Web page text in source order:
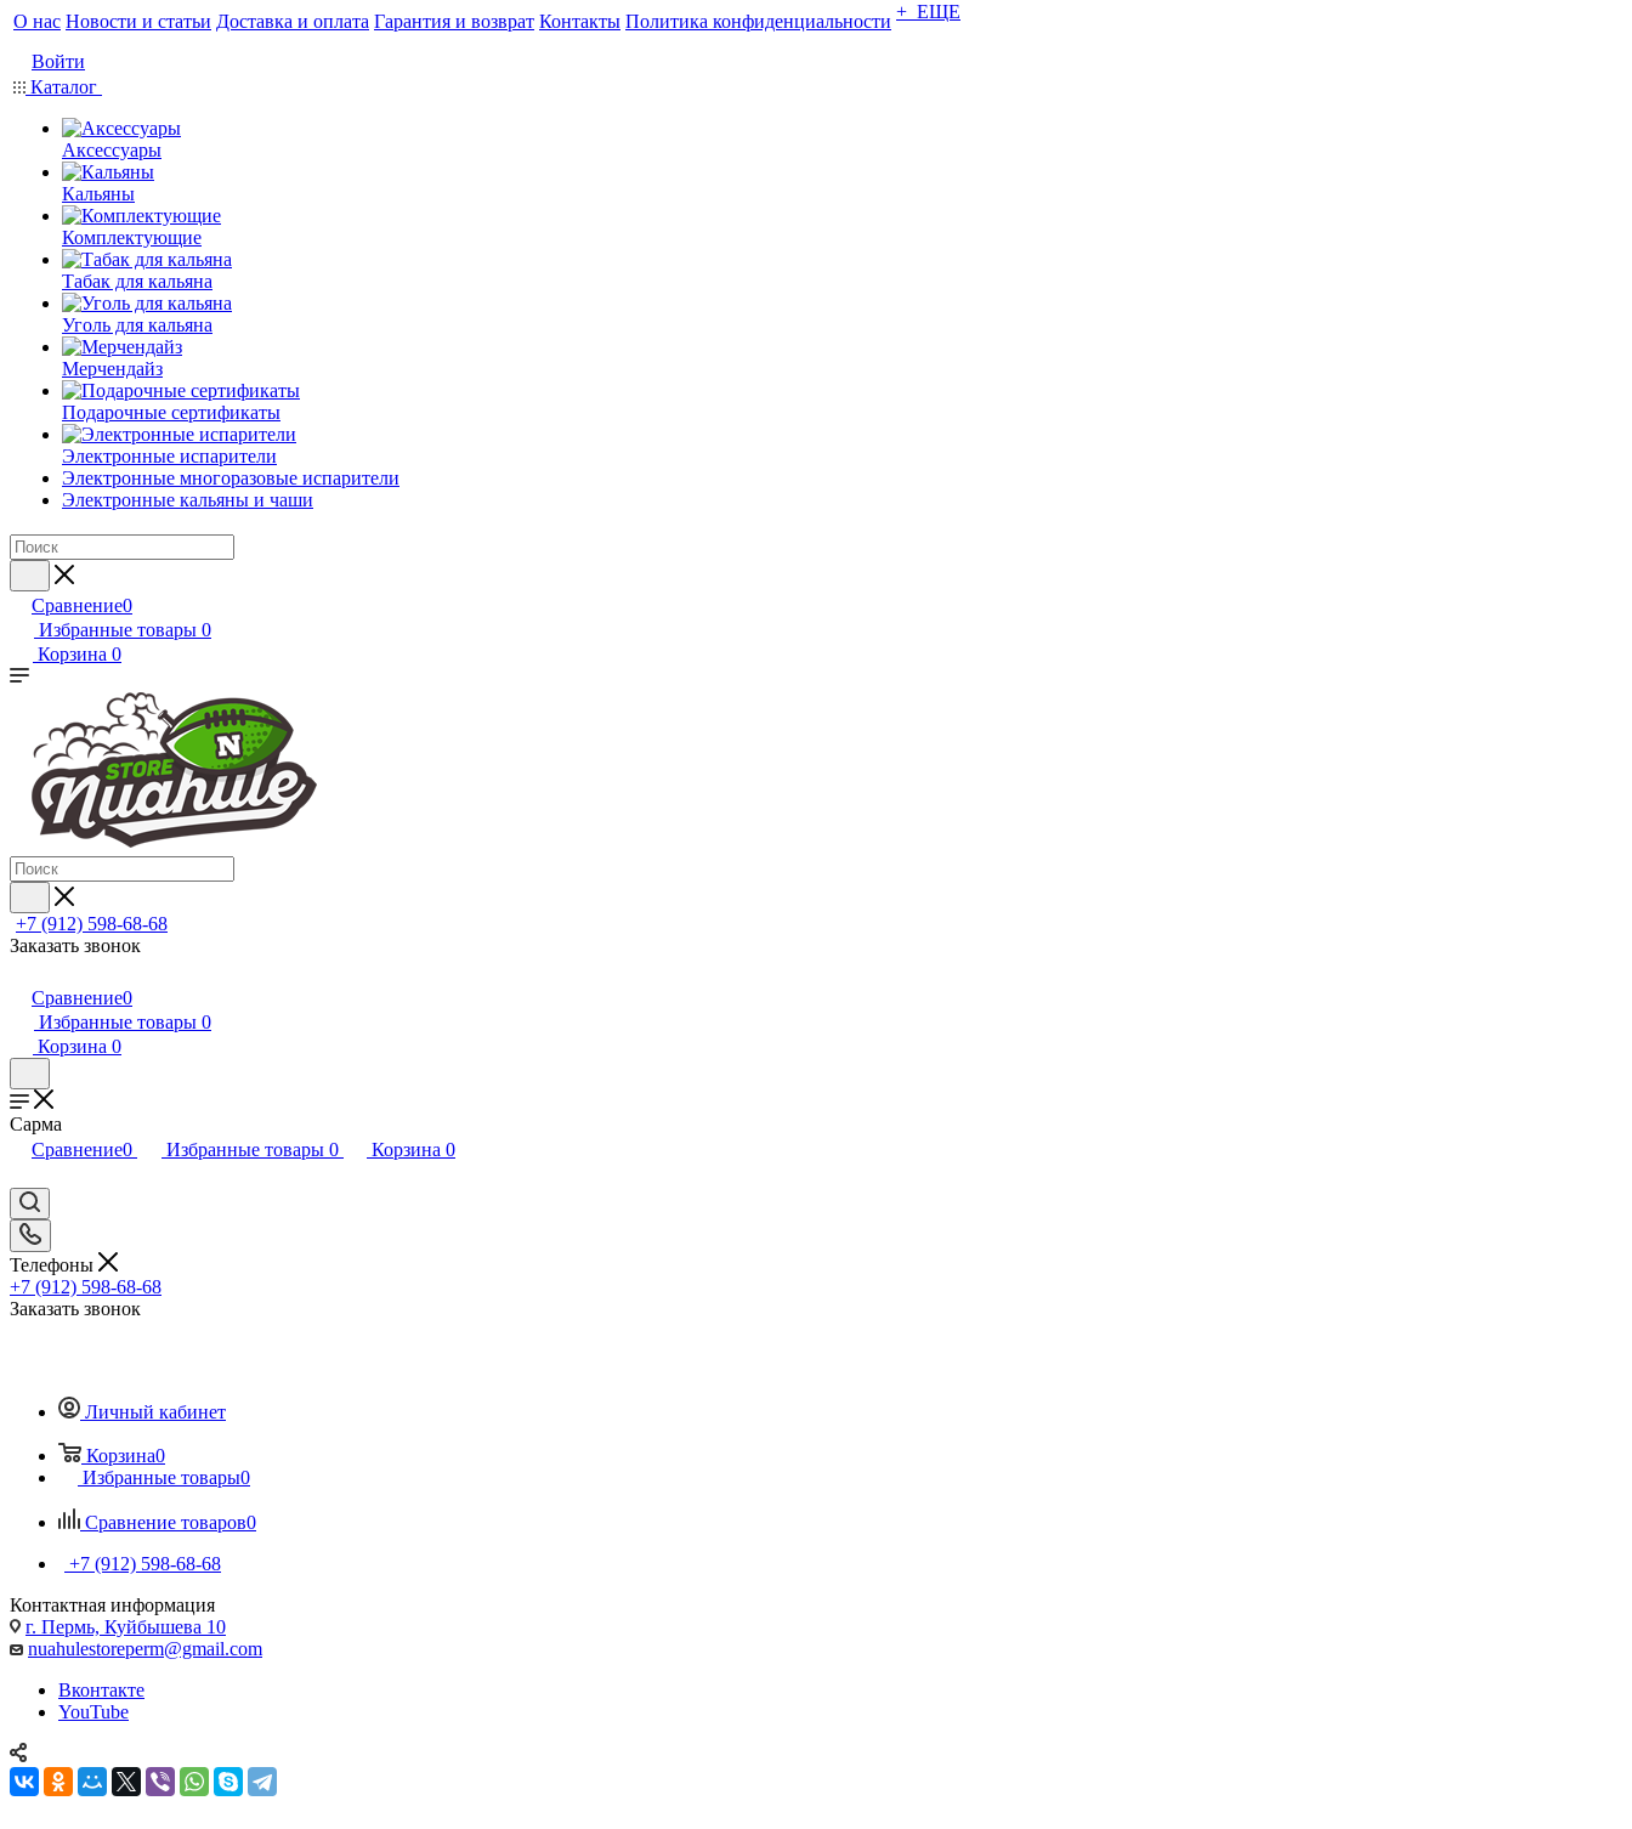
О нас Новости и статьи Доставка и оплата Гарантия и возврат Контакты Политика конфиденциальности + ЕЩЕ
Войти
Каталог
Аксессуары
Кальяны
Комплектующие
Табак для кальяна
Уголь для кальяна
Мерчендайз
Подарочные сертификаты
Электронные испарители
Электронные многоразовые испарители
Электронные кальяны и чаши
Сравнение0
Избранные товары 0
Корзина 0
+7 (912) 598-68-68
Заказать звонок
Сравнение0
Избранные товары 0
Корзина 0
Сарма
Сравнение0 Избранные товары 0 Корзина 0
Телефоны
+7 (912) 598-68-68
Заказать звонок
Личный кабинет
Корзина0
Избранные товары0
Сравнение товаров0
+7 (912) 598-68-68
Контактная информация
г. Пермь, Куйбышева 10
nuahulestoreperm@gmail.com
Вконтакте
YouTube